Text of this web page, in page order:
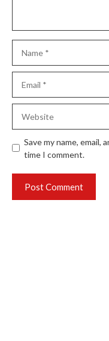
Save my name,
time I comment.